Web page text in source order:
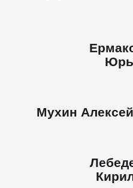
Мухин